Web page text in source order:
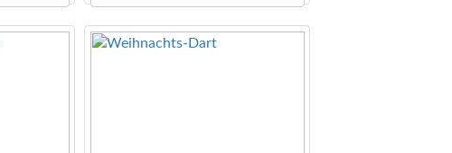
Eigenschaften des Sternzeichens auf
Deutsch und Englisch. Empfohlen ab
6 Jahren Maße der Verpackung: 6,5